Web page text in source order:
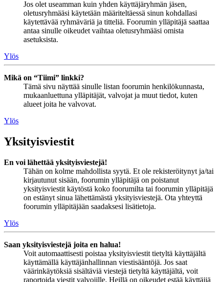
Jos olet useamman kuin yhden käyttäjäryhmän jäsen,
oletusryhmääsi käytetään määriteltäessä sinun kohdallasi
käytettävää ryhmäväriä ja titteliä. Foorumin ylläpitäjä saattaa
antaa sinulle oikeudet vaihtaa oletusryhmääsi omista
asetuksista.
Ylös
Mikä on “Tiimi” linkki?
Tämä sivu näyttää sinulle listan foorumin henkilökunnasta,
mukaanluettuna ylläpitäjät, valvojat ja muut tiedot, kuten
alueet joita he valvovat.
Ylös
Yksityisviestit
En voi lähettää yksityisviestejä!
Tähän on kolme mahdollista syytä. Et ole rekisteröitynyt ja/tai
kirjautunut sisään, foorumin ylläpitäjä on poistanut
yksityisviestit käytöstä koko foorumilta tai foorumin ylläpitäjä
on estänyt sinua lähettämästä yksityisviestejä. Ota yhteyttä
foorumin ylläpitäjään saadaksesi lisätietoja.
Ylös
Saan yksityisviestejä joita en halua!
Voit automaattisesti poistaa yksityisviestit tietyltä käyttäjältä
käyttämällä käyttäjänhallinnan viestisääntöjä. Jos saat
väärinkäytöksiä sisältäviä viestejä tietyltä käyttäjältä, voit
raportoida viestit valvojille. Heillä on oikeudet estää käyttäjiä